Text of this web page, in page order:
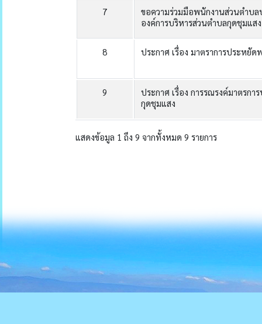
7
ขอความร่วมมือพนักงานส่วนตำบ
องค์การบริหารส่วนตำบลกุดชุมแสง
8 ประกาศ เรื่อง มาตราการประหยั
9
ประกาศ เรื่อง การรณรงค์มาตรก
กุดชุมแสง
แสดงข้อมูล 1 ถึง 9 จากทั้งหมด 9 รายการ